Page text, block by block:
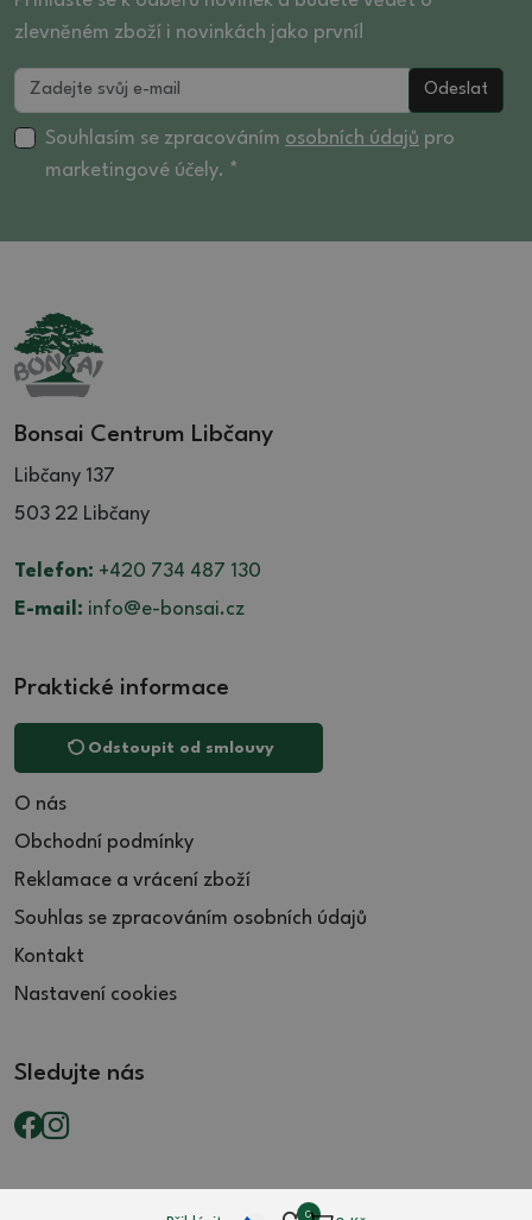
0
zlevněném zboží i novinkách jako první!
Odeslat
Souhlasím se zpracováním osobních údajů pro
marketingové účely. *
Bonsai Centrum Libčany
Libčany 137
503 22 Libčany
Telefon: +420 734 487 130
E-mail: info@e-bonsai.cz
Praktické informace
Odstoupit od smlouvy
O nás
Obchodní podmínky
Reklamace a vrácení zboží
Souhlas se zpracováním osobních údajů
Kontakt
Nastavení cookies
Sledujte nás